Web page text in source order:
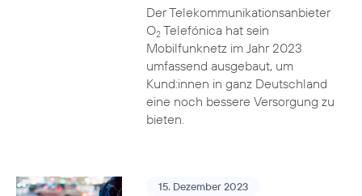
Der Telekommunikationsanbieter
O2Telefónica hat sein
Mobilfunknetz im Jahr 2023
umfassend ausgebaut, um
Kund:innen in ganz Deutschland
eine noch bessere Versorgung zu
bieten.
15. Dezember 2023